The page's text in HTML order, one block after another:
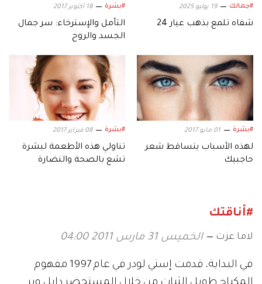
#جمالك 19 يوليو 2025
شفاه تلمع بذهب عيار 24
#بشرة 18 أكتوبر 2017
التأمل والإسترخاء: سر جمال
الجسد والروح
#بشرة 01 مايو 2017
لهذه الأسباب يتساقط شعر
حاجبيك
#بشرة 08 فبراير 2017
تناولي هذه الأطعمة لبشرة
تشع بالصحة والنضارة
#أناقتك
لاما عزت الخميس 31 مارس 2011 04:00
في البداية، قدمت إستي لودر في عام 1997 مفهوم